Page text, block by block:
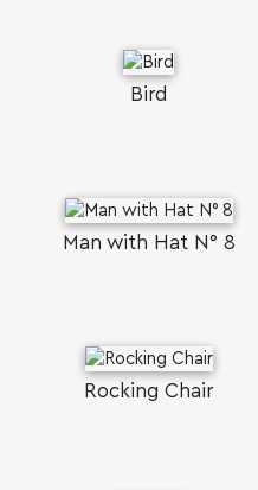
Bird
Man with Ηat Ν° 8
Rocking Chair